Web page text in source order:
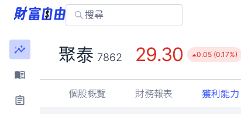
聚泰 7862 29.30 0.05 (0.17%)
個股概覽 財務報表 獲利能力